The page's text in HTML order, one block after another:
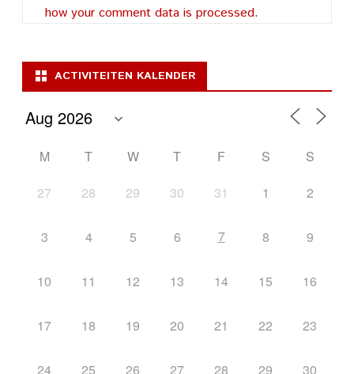
how your comment data is processed.
ACTIVITEITEN KALENDER
M T W T F S
S
27
28 29 30 31 1 2
3 4 5 6 7 8 9
10 11 12 13 14 15 16
17 18 19 20 21 22 23
24 25 26 27 28 29 30